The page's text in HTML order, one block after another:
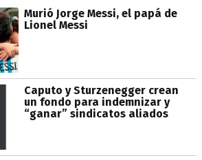
Murió Jorge Messi, el papá de
Lionel Messi
Caputo y Sturzenegger crean
un fondo para indemnizar y
“ganar” sindicatos aliados